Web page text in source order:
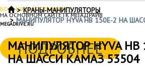
БОЛЬШЕ ИНФОРМАЦИИ
НА ОСНОВНОМ САЙТЕ ГК МЕГАДРАЙВ
MEGADRIVE.RU
ПОДРОБНЕЕ
КРАНЫ-МАНИПУЛЯТОРЫ
МАНИПУЛЯТОР HYVA HB 150E-2 НА
МАНИПУЛЯТОР HYVA HB
НА ШАССИ КАМАЗ 53504